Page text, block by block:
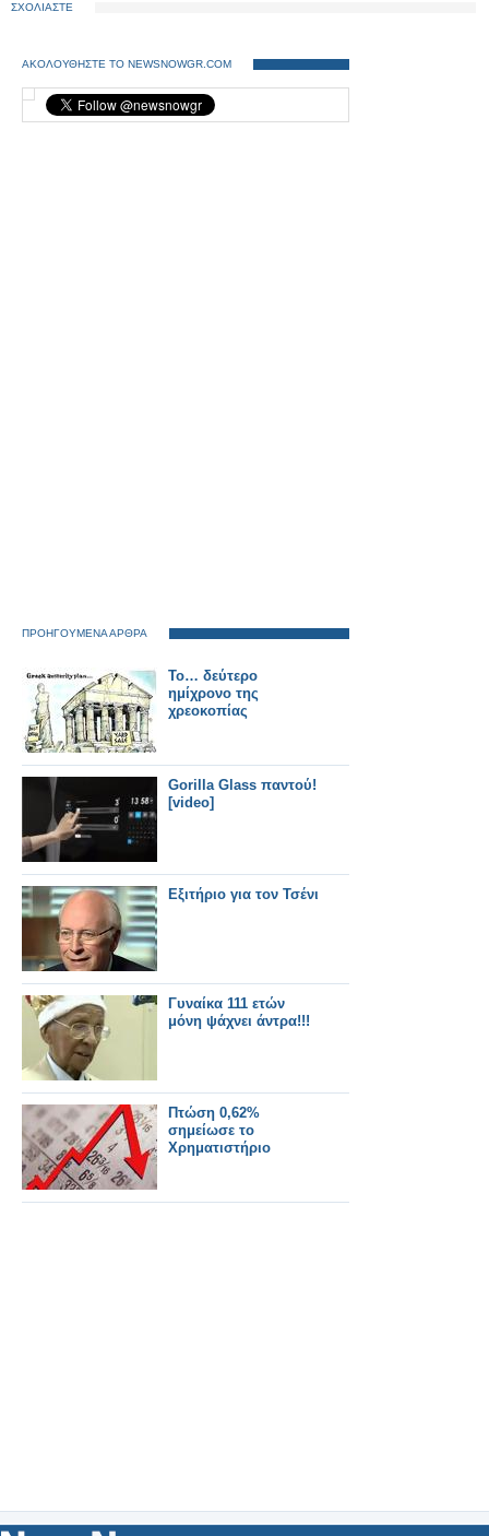
ΣΧΟΛΙΑΣΤΕ
ΑΚΟΛΟΥΘΗΣΤΕ ΤΟ NEWSNOWGR.COM
ΠΡΟΗΓΟΥΜΕΝΑ ΑΡΘΡΑ
Το… δεύτερο
ημίχρονο της
χρεοκοπίας
Gorilla Glass παντού!
[video]
Εξιτήριο για τον Τσένι
Γυναίκα 111 ετών
μόνη ψάχνει άντρα!!!
Πτώση 0,62%
σημείωσε το
Χρηματιστήριο